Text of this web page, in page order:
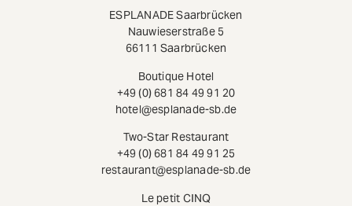
ESPLANADE Saarbrücken
Nauwieserstraße 5
66111 Saarbrücken
Boutique Hotel
+49 (0) 681 84 49 91 20
hotel@esplanade-sb.de
Two-Star Restaurant
+49 (0) 681 84 49 91 25
restaurant@esplanade-sb.de
Le petit CINQ